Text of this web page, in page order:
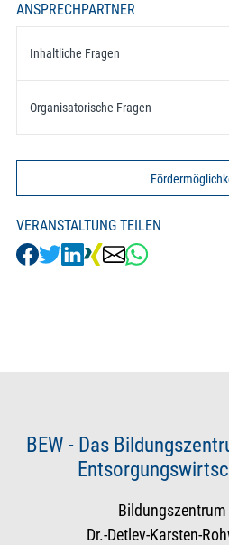
ANSPRECHPARTNER
Inhaltliche Fragen
Organisatorische Fragen
VERANSTALTUNG TEILEN
BEW - Das
Dr.-Detlev-Karsten-